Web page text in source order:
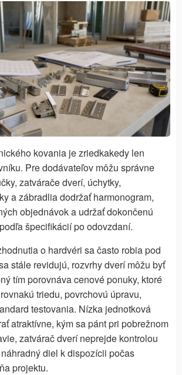
kovania je zriedkakedy len
Pre dodávateľov môžu správne
zatvárače dverí, úchytky,
a zábradlia dodržať harmonogram,
objednávok a udržať dokončenú
špecifikácií po odovzdaní.
o hardvéri sa často robia pod
stále revidujú, rozvrhy dverí môžu byť
tím porovnáva cenové ponuky, ktoré
triedu, povrchovú úpravu,
testovania. Nízka jednotková
atraktívne, kým sa pánt pri pobrežnom
zatvárač dverí neprejde kontrolou
diel k dispozícii počas
projektu.